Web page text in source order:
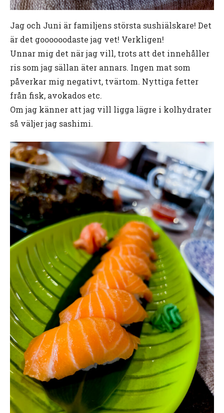
Jag och Juni är familjens största sushiälskare! Det
är det goooooodaste jag vet! Verkligen!
Unnar mig det när jag vill, trots att det innehåller
ris som jag sällan äter annars. Ingen mat som
påverkar mig negativt, tvärtom. Nyttiga fetter
från fisk, avokados etc.
Om jag känner att jag vill ligga lägre i kolhydrater
så väljer jag sashimi.